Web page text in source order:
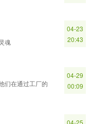
魂
04-23
20:43
们在通过工厂的
04-29
00:09
04-25